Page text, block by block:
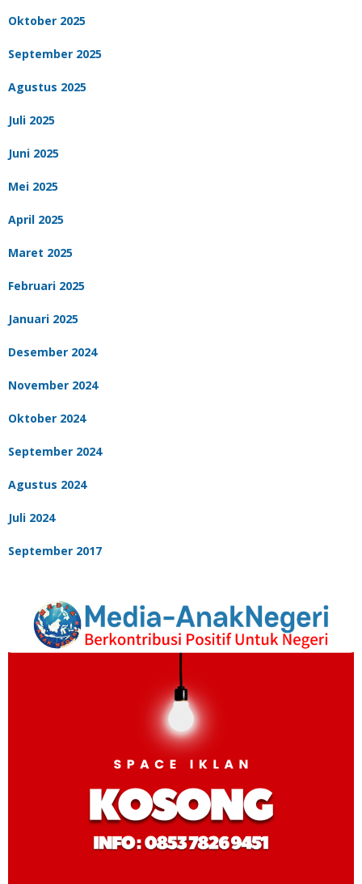
Oktober 2025
September 2025
Agustus 2025
Juli 2025
Juni 2025
Mei 2025
April 2025
Maret 2025
Februari 2025
Januari 2025
Desember 2024
November 2024
Oktober 2024
September 2024
Agustus 2024
Juli 2024
September 2017